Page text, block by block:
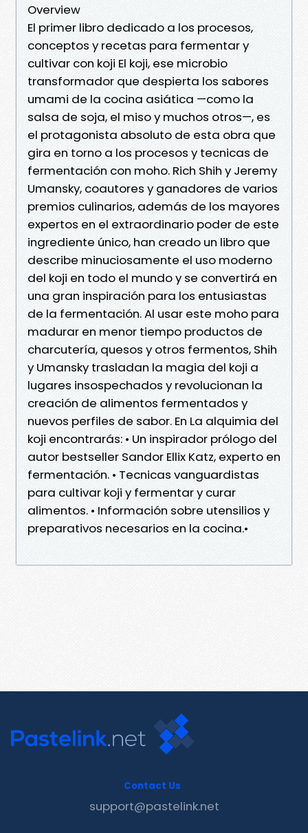
Overview
El primer libro dedicado a los procesos,
conceptos y recetas para fermentar y
cultivar con koji El koji, ese microbio
transformador que despierta los sabores
umami de la cocina asiática —como la
salsa de soja, el miso y muchos otros—, es
el protagonista absoluto de esta obra que
gira en torno a los procesos y tecnicas de
fermentación con moho. Rich Shih y Jeremy
Umansky, coautores y ganadores de varios
premios culinarios, además de los mayores
expertos en el extraordinario poder de este
ingrediente único, han creado un libro que
describe minuciosamente el uso moderno
del koji en todo el mundo y se convertirá en
una gran inspiración para los entusiastas
de la fermentación. Al usar este moho para
madurar en menor tiempo productos de
charcutería, quesos y otros fermentos, Shih
y Umansky trasladan la magia del koji a
lugares insospechados y revolucionan la
creación de alimentos fermentados y
nuevos perfiles de sabor. En La alquimia del
koji encontrarás: • Un inspirador prólogo del
autor bestseller Sandor Ellix Katz, experto en
fermentación. • Tecnicas vanguardistas
para cultivar koji y fermentar y curar
alimentos. • Información sobre utensilios y
preparativos necesarios en la cocina.•
Contact Us
support@pastelink.net